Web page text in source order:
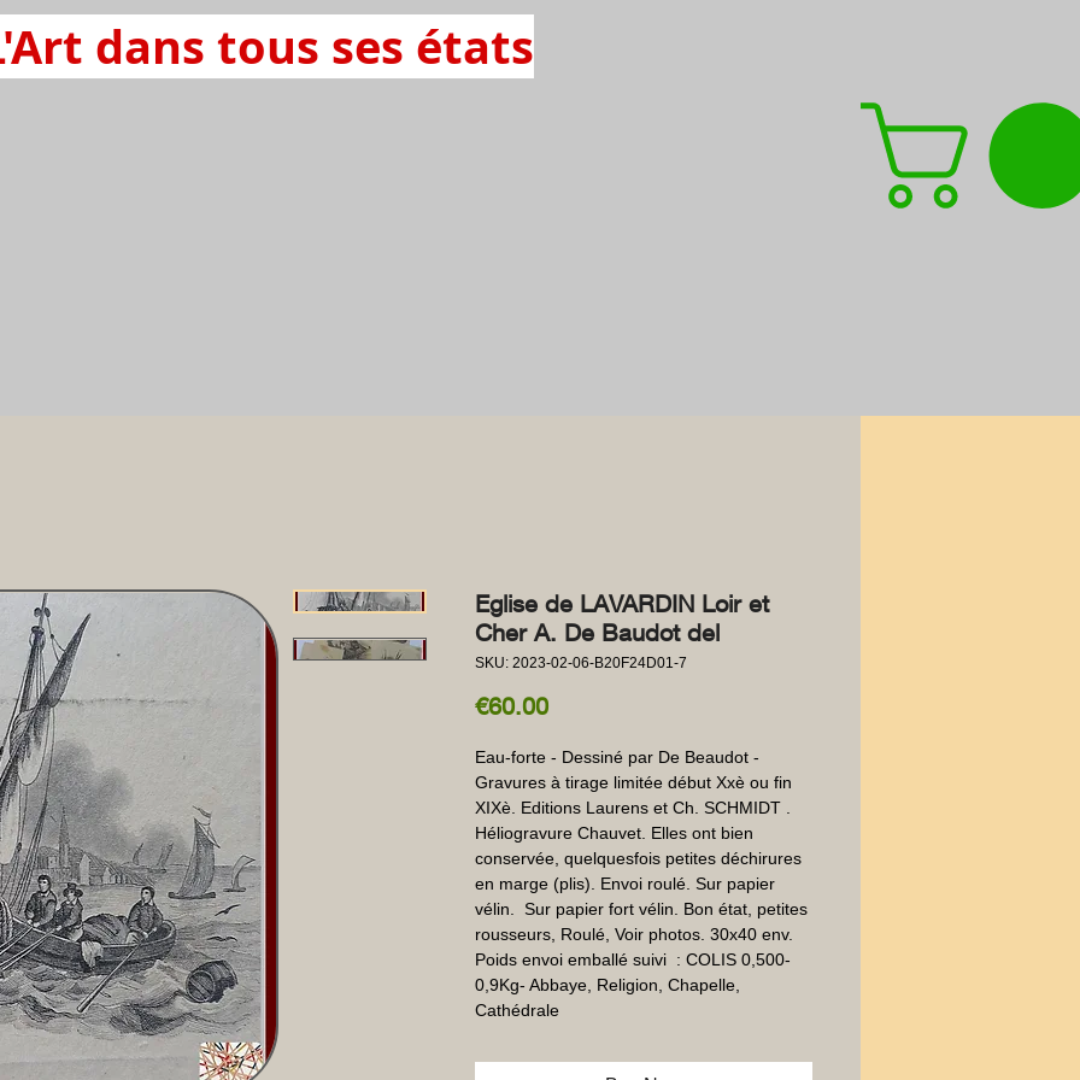
dans tous ses états
Eglise de LAVARDIN Loir et
Cher A. De Baudot del
SKU: 2023-02-06-B20F24D01-7
€60.00Price
Eau-forte - Dessiné par De Beaudot -
Gravures à tirage limitée début Xxè ou fin
XIXè. Editions Laurens et Ch. SCHMIDT .
Héliogravure Chauvet. Elles ont bien
conservée, quelquesfois petites déchirures
en marge (plis). Envoi roulé. Sur papier
vélin.  Sur papier fort vélin. Bon état, petites
rousseurs, Roulé, Voir photos. 30x40 env.
Poids envoi emballé suivi  : COLIS 0,500-
0,9Kg- Abbaye, Religion, Chapelle,
Cathédrale